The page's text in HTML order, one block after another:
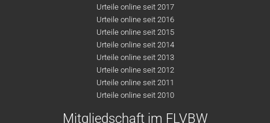
Urteile online seit 2017
Urteile online seit 2016
Urteile online seit 2015
Urteile online seit 2014
Urteile online seit 2013
Urteile online seit 2012
Urteile online seit 2011
Urteile online seit 2010
Mitgliedschaft im FLVBW